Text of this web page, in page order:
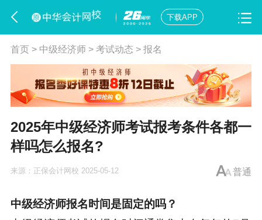
下载APP
首页> 中级经济师> 考试动态 > 报名
2025年中级经济师考试报考条件各都一
样吗怎么报名?
普通
来源： 正保会计网校 2025-05-12
中级经济师报名时间是固定的吗？